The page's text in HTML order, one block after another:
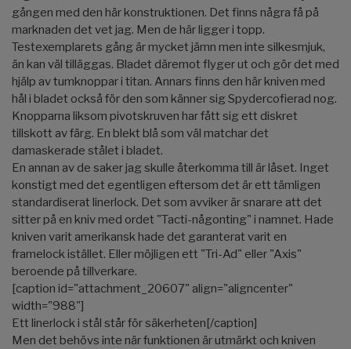
gången med den här konstruktionen. Det finns några få på
marknaden det vet jag. Men de här ligger i topp.
Testexemplarets gång är mycket jämn men inte silkesmjuk,
än kan väl tilläggas. Bladet däremot flyger ut och gör det med
hjälp av tumknoppar i titan. Annars finns den här kniven med
hål i bladet också för den som känner sig Spydercofierad nog.
Knopparna liksom pivotskruven har fått sig ett diskret
tillskott av färg. En blekt blå som väl matchar det
damaskerade stålet i bladet.
En annan av de saker jag skulle återkomma till är låset. Inget
konstigt med det egentligen eftersom det är ett tämligen
standardiserat linerlock. Det som avviker är snarare att det
sitter på en kniv med ordet "Tacti-någonting" i namnet. Hade
kniven varit amerikansk hade det garanterat varit en
framelock istället. Eller möjligen ett "Tri-Ad" eller "Axis"
beroende på tillverkare.
[caption id="attachment_20607" align="aligncenter"
width="988"]
Ett linerlock i stål står för säkerheten[/caption]
Men det behövs inte när funktionen är utmärkt och kniven